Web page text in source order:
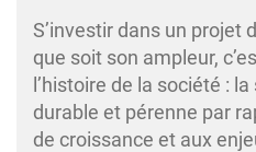
S’investir dans un projet
que soit son ampleur,
l’histoire de la société :
durable et pérenne par
de croissance et aux